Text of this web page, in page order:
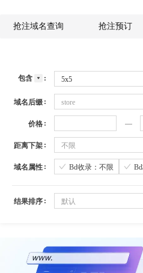
抢注域名查询 抢注预订
包含
域名后缀 store
价格
距离下架 不限
域名属性 Bd收录：不限
结果排序 默认